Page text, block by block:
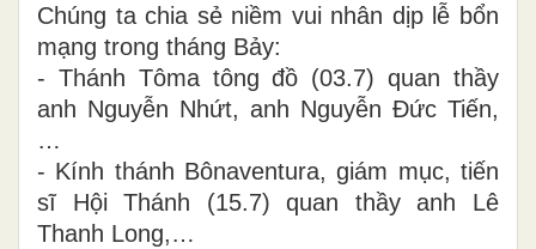
Chúng ta chia sẻ niềm vui nhân dịp lễ bổn
mạng trong tháng Bảy:
- Thánh Tôma tông đồ (03.7) quan thầy
anh Nguyễn Nhứt, anh Nguyễn Đức Tiến,
…
- Kính thánh Bônaventura, giám mục, tiến
sĩ Hội Thánh (15.7) quan thầy anh Lê
Thanh Long,…